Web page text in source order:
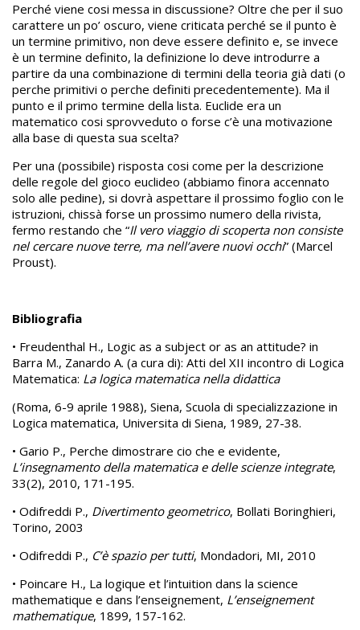
Perché viene cosi messa in discussione? Oltre che per il suo
carattere un po’ oscuro, viene criticata perché se il punto è
un termine primitivo, non deve essere definito e, se invece
è un termine definito, la definizione lo deve introdurre a
partire da una combinazione di termini della teoria già dati (o
perche primitivi o perche definiti precedentemente). Ma il
punto e il primo termine della lista. Euclide era un
matematico cosi sprovveduto o forse c’è una motivazione
alla base di questa sua scelta?
Per una (possibile) risposta cosi come per la descrizione
delle regole del gioco euclideo (abbiamo finora accennato
solo alle pedine), si dovrà aspettare il prossimo foglio con le
istruzioni, chissà forse un prossimo numero della rivista,
fermo restando che “Il vero viaggio di scoperta non consiste
nel cercare nuove terre, ma nell’avere nuovi occhi” (Marcel
Proust).
Bibliografia
• Freudenthal H., Logic as a subject or as an attitude? in
Barra M., Zanardo A. (a cura di): Atti del XII incontro di Logica
Matematica: La logica matematica nella didattica
(Roma, 6-9 aprile 1988), Siena, Scuola di specializzazione in
Logica matematica, Universita di Siena, 1989, 27-38.
• Gario P., Perche dimostrare cio che e evidente,
L’insegnamento della matematica e delle scienze integrate,
33(2), 2010, 171-195.
• Odifreddi P., Divertimento geometrico, Bollati Boringhieri,
Torino, 2003
• Odifreddi P., C’è spazio per tutti, Mondadori, MI, 2010
• Poincare H., La logique et l’intuition dans la science
mathematique e dans l’enseignement, L’enseignement
mathematique, 1899, 157-162.